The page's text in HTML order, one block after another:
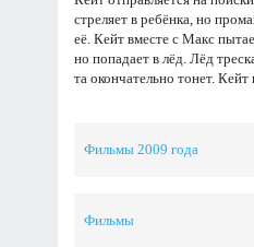
стреляет в ребёнка, но
её. Кейт вместе с Макс
но попадает в лёд. Лёд
та окончательно тонет.
Фильмы 2009 года
Фильмы